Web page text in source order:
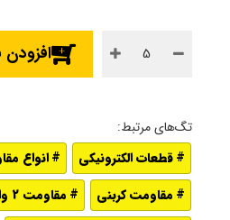
قطعات الکترونیکی انواع
مقاومت کربنی
مقاومت 2 وات